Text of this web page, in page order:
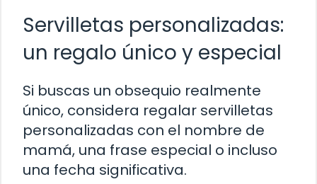
Servilletas personalizadas:
un regalo único y especial
Si buscas un obsequio realmente
único, considera regalar servilletas
personalizadas con el nombre de
mamá, una frase especial o incluso
una fecha significativa.